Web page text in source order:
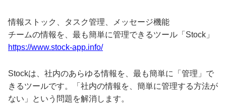
情報ストック、タスク管理、メッセージ機能
チームの情報を、最も簡単に管理できるツール「Stock」
https://www.stock-app.info/
Stockは、社内のあらゆる情報を、最も簡単に「管理」で
きるツールです。「社内の情報を、簡単に管理する方法が
ない」という問題を解消します。